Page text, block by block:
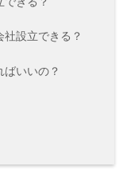
設立できる？
いいの？